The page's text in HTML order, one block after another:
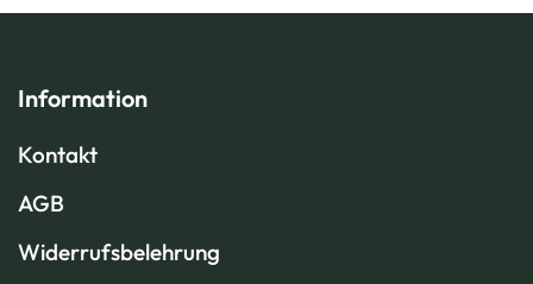
Information
Kontakt
AGB
Widerrufsbelehrung